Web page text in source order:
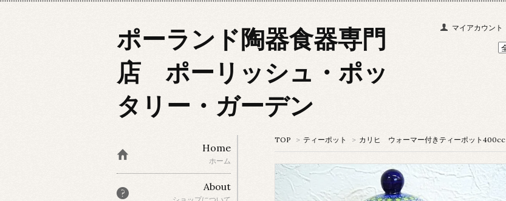
マイアカウント
ポーランド陶器食器専門
店 ポーリッシュ・ポッ
タリー・ガーデン
TOP > ティーポット > カリヒ ウォーマー付きティーポット400cc
Home
ホーム
About